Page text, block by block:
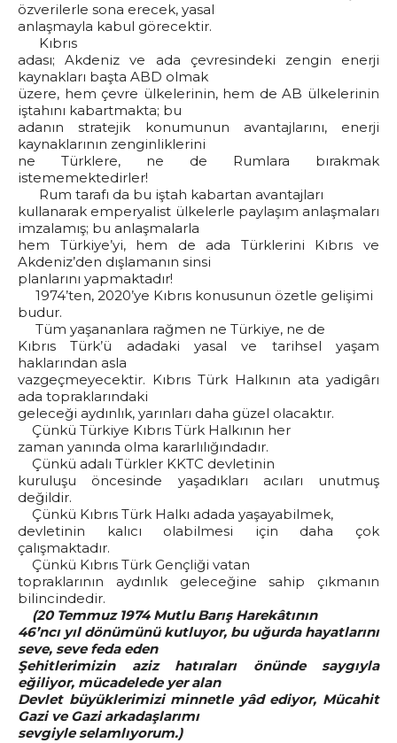
özverilerle sona erecek, yasal
anlaşmayla kabul görecektir.
Kıbrıs
adası; Akdeniz ve ada çevresindeki zengin enerji
kaynakları başta ABD olmak
üzere, hem çevre ülkelerinin, hem de AB ülkelerinin
iştahını kabartmakta; bu
adanın stratejik konumunun avantajlarını, enerji
kaynaklarının zenginliklerini
ne Türklere, ne de Rumlara bırakmak
istememektedirler!
Rum tarafı da bu iştah kabartan avantajları
kullanarak emperyalist ülkelerle paylaşım anlaşmaları
imzalamış; bu anlaşmalarla
hem Türkiye’yi, hem de ada Türklerini Kıbrıs ve
Akdeniz’den dışlamanın sinsi
planlarını yapmaktadır!
1974’ten, 2020’ye Kıbrıs konusunun özetle gelişimi
budur.
Tüm yaşananlara rağmen ne Türkiye, ne de
Kıbrıs Türk’ü adadaki yasal ve tarihsel yaşam
haklarından asla
vazgeçmeyecektir. Kıbrıs Türk Halkının ata yadigârı
ada topraklarındaki
geleceği aydınlık, yarınları daha güzel olacaktır.
Çünkü Türkiye Kıbrıs Türk Halkının her
zaman yanında olma kararlılığındadır.
Çünkü adalı Türkler KKTC devletinin
kuruluşu öncesinde yaşadıkları acıları unutmuş
değildir.
Çünkü Kıbrıs Türk Halkı adada yaşayabilmek,
devletinin kalıcı olabilmesi için daha çok
çalışmaktadır.
Çünkü Kıbrıs Türk Gençliği vatan
topraklarının aydınlık geleceğine sahip çıkmanın
bilincindedir.
(20 Temmuz 1974 Mutlu Barış Harekâtının
46’ncı yıl dönümünü kutluyor, bu uğurda hayatlarını
seve, seve feda eden
Şehitlerimizin aziz hatıraları önünde saygıyla
eğiliyor, mücadelede yer alan
Devlet büyüklerimizi minnetle yâd ediyor, Mücahit
Gazi ve Gazi arkadaşlarımı
sevgiyle selamlıyorum.)